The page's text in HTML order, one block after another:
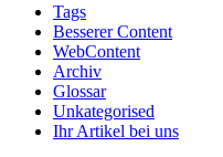
Tags
Besserer Content
WebContent
Archiv
Glossar
Unkategorised
Ihr Artikel bei uns